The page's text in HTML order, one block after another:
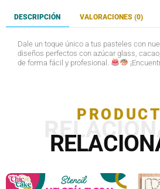
DESCRIPCIÓN VALORACIONES (0)
Dale un toque único a tus pasteles con
diseños perfectos con azúcar glass,
de forma fácil y profesional.